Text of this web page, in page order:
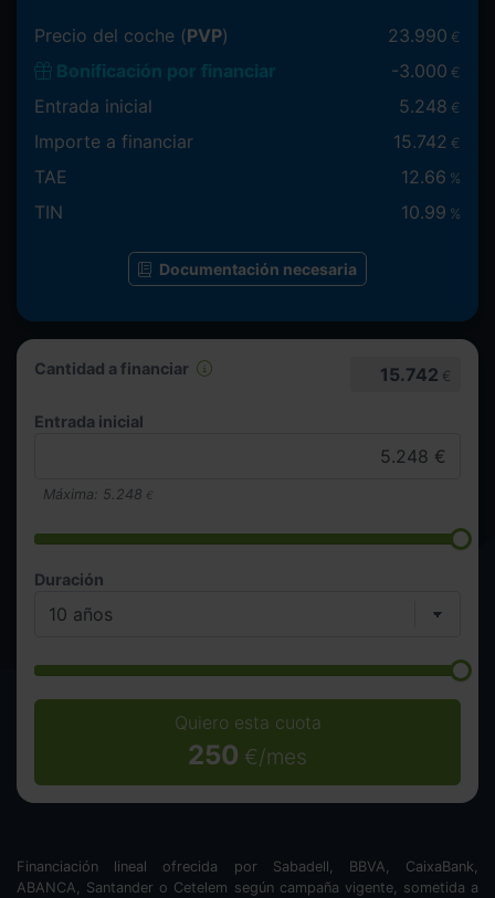
Cantidad a financiar 15.742 €
Entrada inicial
Máxima: 5.248 €
Duración
Quiero esta cuota
250 €/mes
Precio del coche (PVP) 23.990 €
Bonificación por financiar -3.000 €
Entrada inicial 5.248 €
Importe a financiar 15.742 €
TAE 12.66 %
TIN 10.99 %
Documentación necesaria
Financiación lineal ofrecida por Sabadell, BBVA, CaixaBank,
ABANCA, Santander o Cetelem según campaña vigente, sometida a